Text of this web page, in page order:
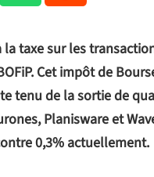
taxe sur les
Cet impôt de
tenu de la sortie de
Planisware et
0,3% actuellement.